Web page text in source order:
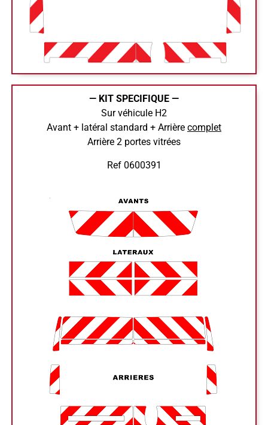
— KIT SPECIFIQUE —
Sur véhicule H2
Avant + latéral standard + Arrière complet
Arrière 2 portes vitrées
Ref 0600391